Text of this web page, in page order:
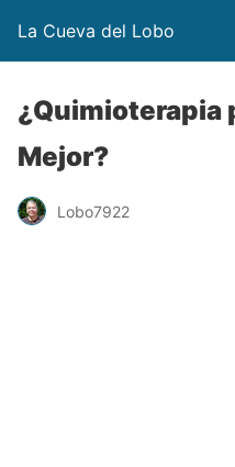
La Cueva del Lobo
¿Quimioterapia
Mejor?
Lobo7922